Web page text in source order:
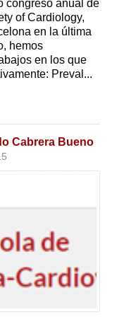
congreso anual de
of Cardiology,
en la última
hemos
en los que
Preval...
Cabrera Bueno